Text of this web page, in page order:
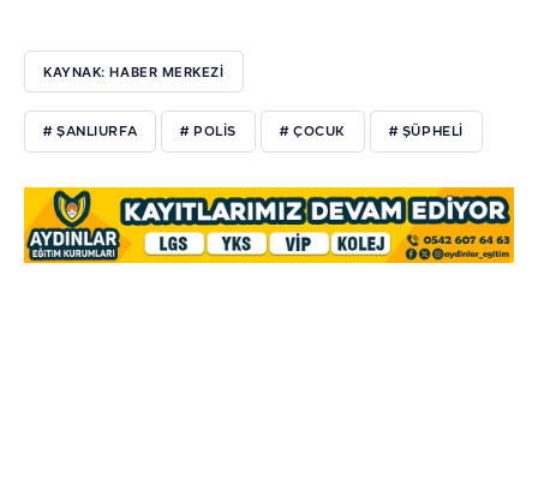
KAYNAK: HABER MERKEZİ
# ŞANLIURFA # POLIS # ÇOCUK # ŞÜPHELI